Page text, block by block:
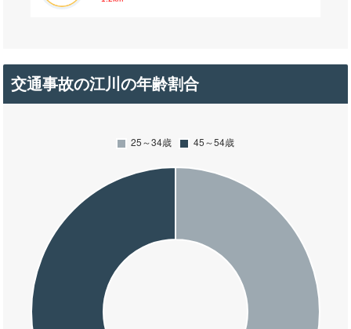
交通事故の江川の年齢割合